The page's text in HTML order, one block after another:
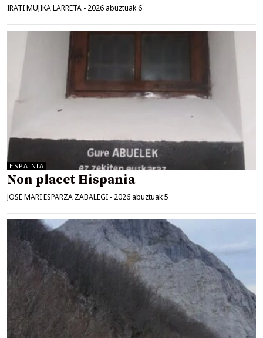
IRATI MUJIKA LARRETA - 2026 abuztuak 6
ESPAINIA
Non placet Hispania
JOSE MARI ESPARZA ZABALEGI - 2026 abuztuak 5